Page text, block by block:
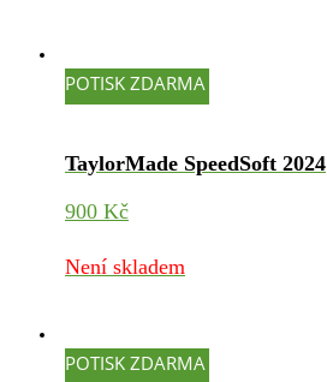
POTISK ZDARMA
TaylorMade SpeedSoft 2024
900 Kč
Není skladem
POTISK ZDARMA